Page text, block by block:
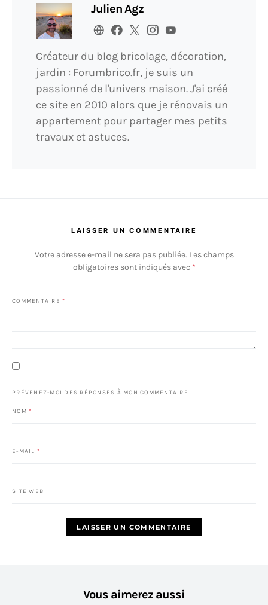
Julien Agz
Créateur du blog bricolage, décoration,
jardin : Forumbrico.fr, je suis un
passionné de l'univers maison. J'ai créé
ce site en 2010 alors que je rénovais un
appartement pour partager mes petits
travaux et astuces.
LAISSER UN COMMENTAIRE
Votre adresse e-mail ne sera pas publiée. Les champs
obligatoires sont indiqués avec *
COMMENTAIRE *
PRÉVENEZ-MOI DES RÉPONSES À MON COMMENTAIRE
NOM *
E-MAIL *
SITE WEB
Vous aimerez aussi